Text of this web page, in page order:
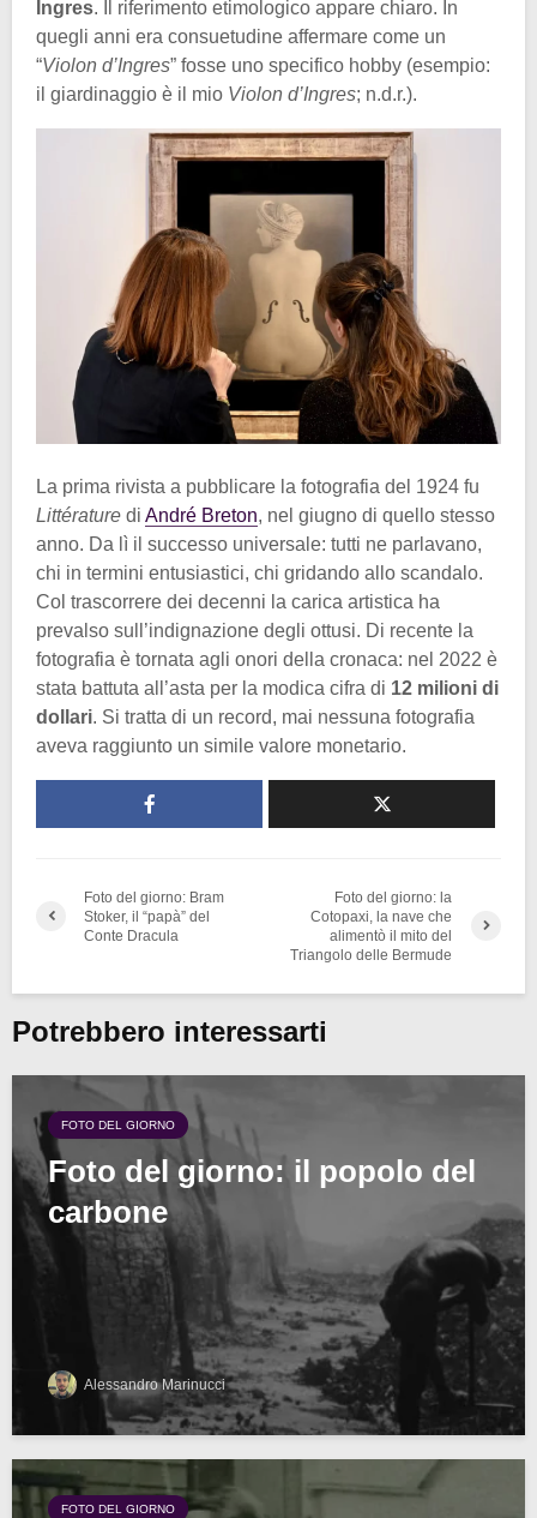
Ingres. Il riferimento etimologico appare chiaro. In
quegli anni era consuetudine affermare come un
“Violon d’Ingres” fosse uno specifico hobby (esempio:
il giardinaggio è il mio Violon d’Ingres; n.d.r.).
La prima rivista a pubblicare la fotografia del 1924 fu
Littérature di André Breton, nel giugno di quello stesso
anno. Da lì il successo universale: tutti ne parlavano,
chi in termini entusiastici, chi gridando allo scandalo.
Col trascorrere dei decenni la carica artistica ha
prevalso sull’indignazione degli ottusi. Di recente la
fotografia è tornata agli onori della cronaca: nel 2022 è
stata battuta all’asta per la modica cifra di 12 milioni di
dollari. Si tratta di un record, mai nessuna fotografia
aveva raggiunto un simile valore monetario.
Foto del giorno: Bram
Stoker, il “papà” del
Conte Dracula
Foto del giorno: la
Cotopaxi, la nave che
alimentò il mito del
Triangolo delle Bermude
Potrebbero interessarti
FOTO DEL GIORNO
Foto del giorno: il popolo del
carbone
Alessandro Marinucci
FOTO DEL GIORNO